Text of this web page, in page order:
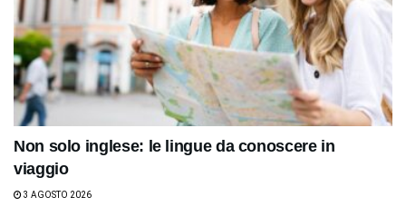
Non solo inglese: le lingue da conoscere in
viaggio
3 AGOSTO 2026